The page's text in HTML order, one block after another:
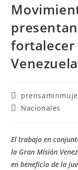
fortalecer
Nacionales
El trabajo en
la Gran Misión
en beneficio de la